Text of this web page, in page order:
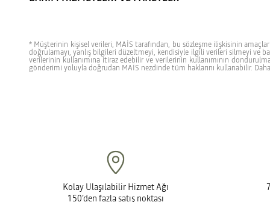
* Müşterinin kişisel verileri, MAİS tarafından, bu sözleşme ilişkisinin
doğrulamayı, yanlış bilgileri düzeltmeyi, kendisiyle ilgili verileri silmeyi ve
verilerinin kullanımına itiraz edebilir ve verilerinin kullanımının
gönderimi yoluyla doğrudan MAİS nezdinde tüm haklarını kullanabilir.
Kolay Ulaşılabilir Hizmet Ağı
150’den fazla satış noktası